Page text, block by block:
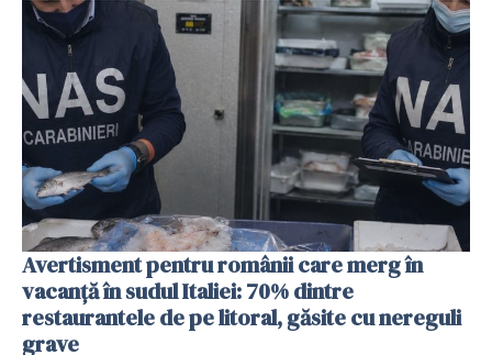
Avertisment pentru românii care merg în
vacanță în sudul Italiei: 70% dintre
restaurantele de pe litoral, găsite cu nereguli
grave